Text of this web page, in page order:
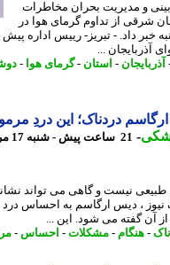
مدیریت بحران مخاطرات
از تداوم گرمای هوا در
داد. - تبریز- رییس اداره پیش
...
-استان-گرمای هوا-دوشنبه
دردناک؛ این دردِ مرموز
-21 ساعت پیش - شنبه 17 مرداد 1405، 15:55
نیست و گاهی می تواند نشانه یک
، دیس ارگاسم به احساس درد
گفته می شود. این ...
هنگام-مشکلات-احساس-مردان